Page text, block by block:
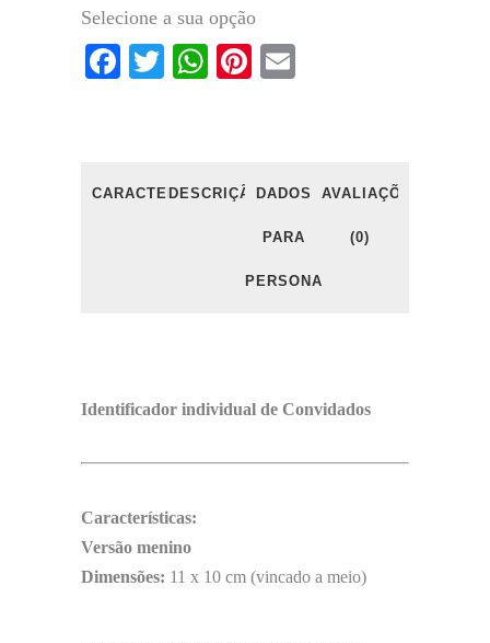
Selecione a sua opção
Facebook
TwitterWhatsApp
Pinterest
CARACTERÍSTICAS
DESCRIÇÃODADOS
PARA
PERSONALIZAÇÃO
AVALIAÇÕES
(0)
Identificador individual de Convidados
Características:
Versão menino
Dimensões: 11 x 10 cm (vincado a meio)